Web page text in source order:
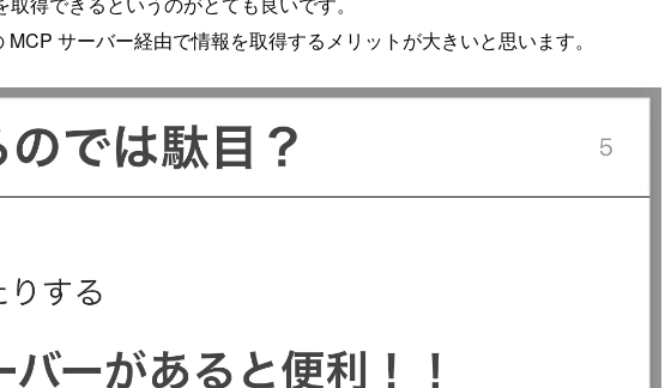
サーバー経由で情報を取得するメリットが大きいと思います。